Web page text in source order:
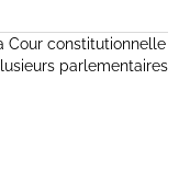
Cour constitutionnelle
parlementaires